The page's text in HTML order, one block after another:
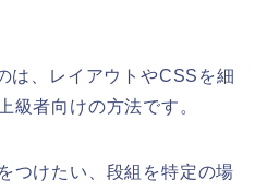
は、レイアウトやCSSを細
級者向けの方法です。
つけたい、段組を特定の場